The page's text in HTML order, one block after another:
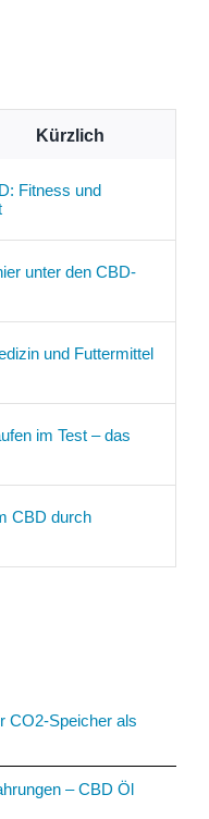
Kürzlich
Fitness und
unter den CBD-
und Futtermittel
im Test – das
CBD durch
CO2-Speicher als
– CBD Öl